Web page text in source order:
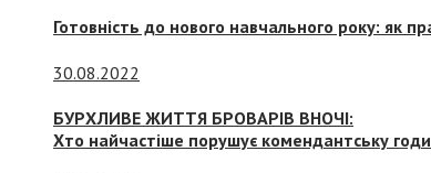
Готовність до нового навчального року: як
30.08.2022
БУРХЛИВЕ ЖИТТЯ БРОВАРІВ ВНОЧІ:
Хто найчастіше порушує комендантську